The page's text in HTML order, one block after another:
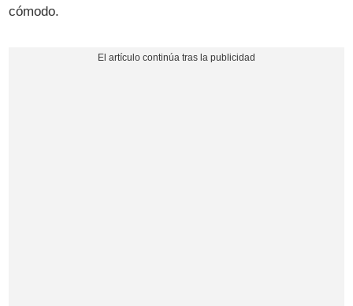
cómodo.